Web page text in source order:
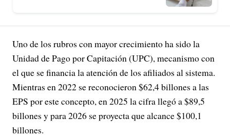
Uno de los rubros con mayor crecimiento ha sido la
Unidad de Pago por Capitación (UPC), mecanismo con
el que se financia la atención de los afiliados al sistema.
Mientras en 2022 se reconocieron $62,4 billones a las
EPS por este concepto, en 2025 la cifra llegó a $89,5
billones y para 2026 se proyecta que alcance $100,1
billones.